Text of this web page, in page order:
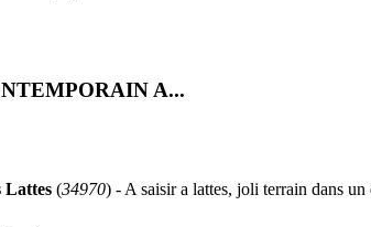
A...
Lattes (34970) - A saisir a lattes, joli terrain dans